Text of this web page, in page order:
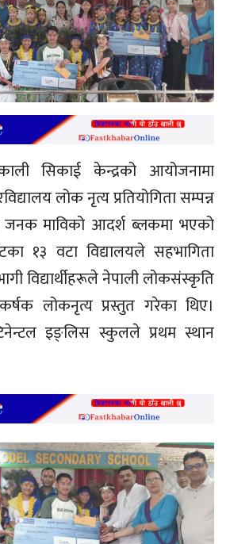
सिकाई केन्द्रको आयोजनामा
लोक नृत्य प्रतियोगिता सम्पन्न
माविको आदर्श ब्लकमा भएको
१३ वटा विद्यालयले सहभागिता
विद्यार्थीहरूले नेपाली लोकसंस्कृति
लोकनृत्य प्रस्तुत गरेका थिए।
इङ्लिस स्कुलले प्रथम स्थान